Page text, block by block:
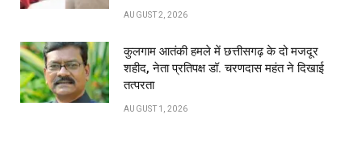
AUGUST 2, 2026
कुलगाम आतंकी हमले में छत्तीसगढ़ के दो मजदूर
शहीद, नेता प्रतिपक्ष डॉ. चरणदास महंत ने दिखाई
तत्परता
AUGUST 1, 2026